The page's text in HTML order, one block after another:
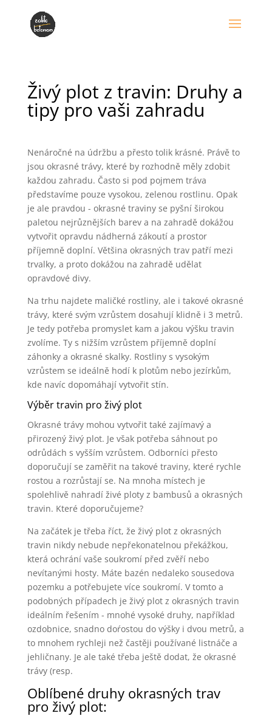
Živý plot z travin: Druhy a
tipy pro vaši zahradu
Nenáročné na údržbu a přesto tolik krásné. Právě to
jsou okrasné trávy, které by rozhodně měly zdobit
každou zahradu. Často si pod pojmem tráva
představíme pouze vysokou, zelenou rostlinu. Opak
je ale pravdou - okrasné traviny se pyšní širokou
paletou nejrůznějších barev a na zahradě dokážou
vytvořit opravdu nádherná zákoutí a prostor
příjemně doplní. Většina okrasných trav patří mezi
trvalky, a proto dokážou na zahradě udělat
opravdové divy.
Na trhu najdete maličké rostliny, ale i takové okrasné
trávy, které svým vzrůstem dosahují klidně i 3 metrů.
Je tedy potřeba promyslet kam a jakou výšku travin
zvolíme. Ty s nižším vzrůstem příjemně doplní
záhonky a okrasné skalky. Rostliny s vysokým
vzrůstem se ideálně hodí k plotům nebo jezírkům,
kde navíc dopomáhají vytvořit stín.
Výběr travin pro živý plot
Okrasné trávy mohou vytvořit také zajímavý a
přirozený živý plot. Je však potřeba sáhnout po
odrůdách s vyšším vzrůstem. Odborníci přesto
doporučují se zaměřit na takové traviny, které rychle
rostou a rozrůstají se. Na mnoha místech je
spolehlivě nahradí živé ploty z bambusů a okrasných
travin. Které doporučujeme?
Na začátek je třeba říct, že živý plot z okrasných
travin nikdy nebude nepřekonatelnou překážkou,
která ochrání vaše soukromí před zvěří nebo
nevítanými hosty. Máte bazén nedaleko sousedova
pozemku a potřebujete více soukromí. V tomto a
podobných případech je živý plot z okrasných travin
ideálním řešením - mnohé vysoké druhy, například
ozdobnice, snadno doŕostou do výšky i dvou metrů, a
to mnohem rychleji než častěji používané listnáče a
jehličnany. Je ale také třeba ještě dodat, že okrasné
trávy (resp.
Oblíbené druhy okrasných trav
pro živý plot: